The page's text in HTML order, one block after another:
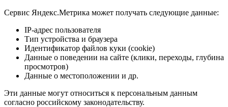
Сервис Яндекс.Метрика может получать следующие данные:
IP-адрес пользователя
Тип устройства и браузера
Идентификатор файлов куки (cookie)
Данные о поведении на сайте (клики, переходы, глубина
просмотров)
Данные о местоположении и др.
Эти данные могут относиться к персональным данным
согласно российскому законодательству.